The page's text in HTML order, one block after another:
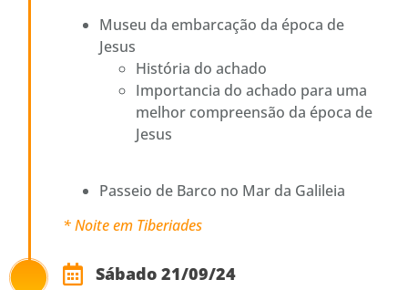
Museu da embarcação da época de
Jesus
História do achado
Importancia do achado para uma
melhor compreensão da época de
Jesus
Passeio de Barco no Mar da Galileia
* Noite em Tiberiades
Sábado 21/09/24